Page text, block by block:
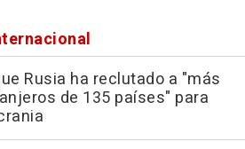
Rusia ha reclutado a "más
de 135 países" para